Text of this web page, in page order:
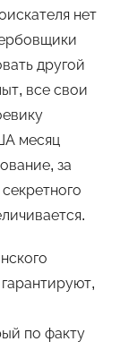
нет
другой
все свои
месяц
за
по факту